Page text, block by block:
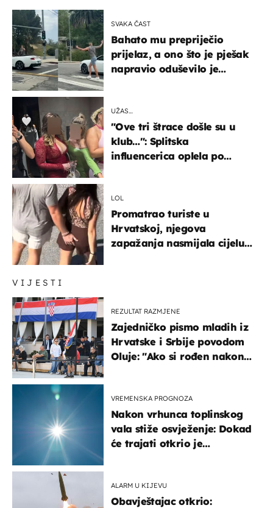
VIJESTI
REZULTAT RAZMJENE
Zajedničko pismo mladih iz
Hrvatske i Srbije povodom
Oluje: "Ako si rođen nakon
VREMENSKA PROGNOZA
Nakon vrhunca toplinskog
vala stiže osvježenje: Dokad
će trajati otkrio je
ALARM U KIJEVU
Obavještajac otkrio:
SVAKA ČAST
Bahato mu prepriječio
prijelaz, a ono što je pješak
napravio oduševilo je
UŽAS…
"Ove tri štrace došle su u
klub…": Splitska
influencerica oplela po
LOL
Promatrao turiste u
Hrvatskoj, njegova
zapažanja nasmijala cijelu